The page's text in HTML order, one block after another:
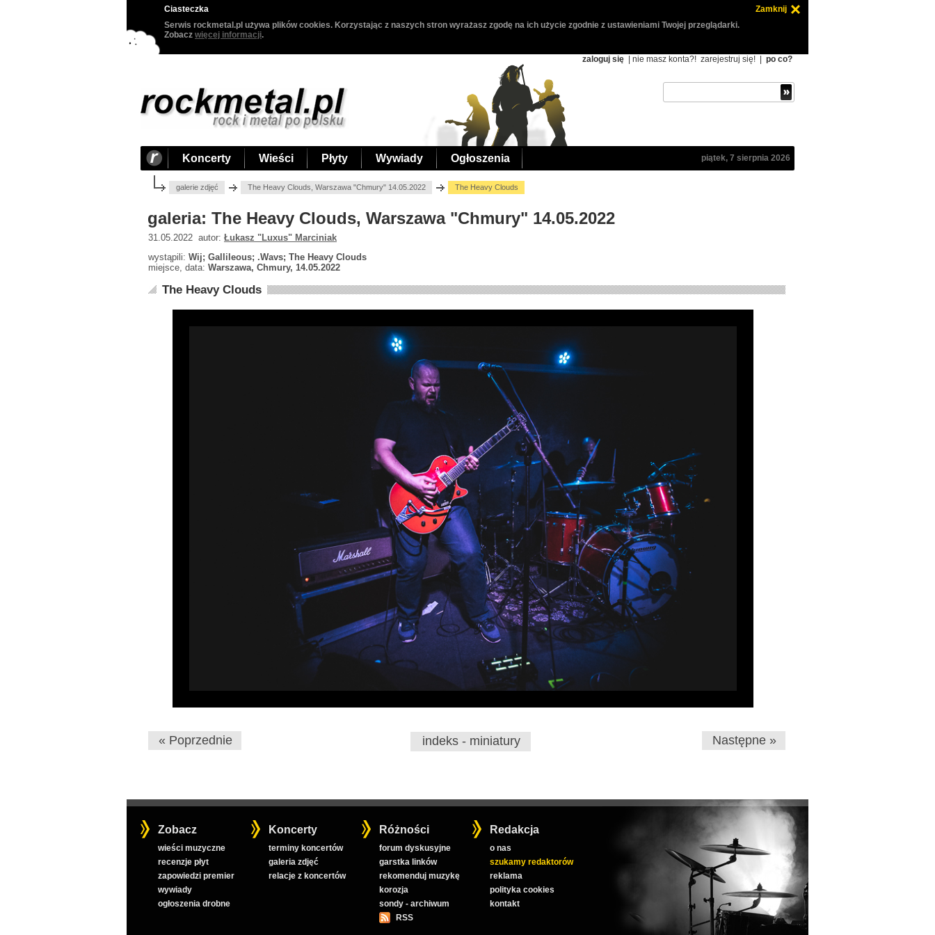
Ciasteczka
Zamknij
Serwis rockmetal.pl używa plików cookies. Korzystając z naszych stron wyrażasz zgodę na ich użycie zgodnie z ustawieniami Twojej przeglądarki.
Zobacz więcej informacji.
zaloguj się | nie masz konta?! zarejestruj się! po co?
Koncerty Wieści Płyty Wywiady Ogłoszenia piątek, 7 sierpnia 2026
galerie zdjęć The Heavy Clouds, Warszawa "Chmury" 14.05.2022 The Heavy Clouds
galeria: The Heavy Clouds, Warszawa "Chmury" 14.05.2022
31.05.2022 autor: Łukasz "Luxus" Marciniak
wystąpili: Wij; Gallileous; .Wavs; The Heavy Clouds
miejsce, data: Warszawa, Chmury, 14.05.2022
The Heavy Clouds
« Poprzednie indeks - miniatury Następne »
Zobacz
wieści muzyczne
recenzje płyt
zapowiedzi premier
wywiady
ogłoszenia drobne
Koncerty
terminy koncertów
galeria zdjęć
relacje z koncertów
Różności
forum dyskusyjne
garstka linków
rekomenduj muzykę
korozja
sondy - archiwum
RSS
Redakcja
o nas
szukamy redaktorów
reklama
polityka cookies
kontakt